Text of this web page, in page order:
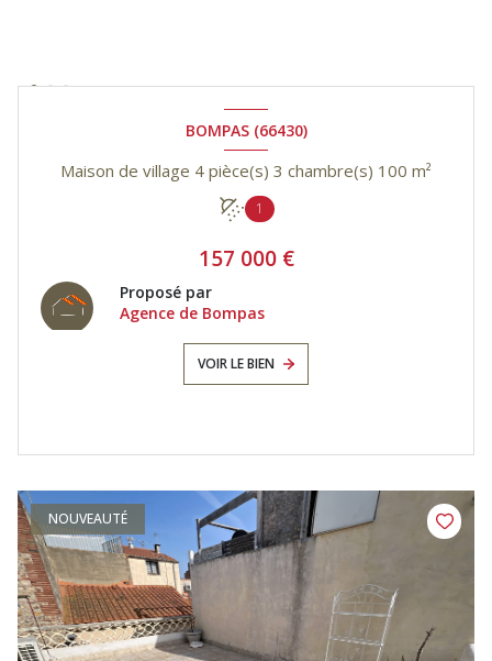
BOMPAS (66430)
Maison de village 4 pièce(s) 3 chambre(s) 100 m²
1
157 000 €
Proposé par
Agence de Bompas
VOIR LE BIEN
NOUVEAUTÉ